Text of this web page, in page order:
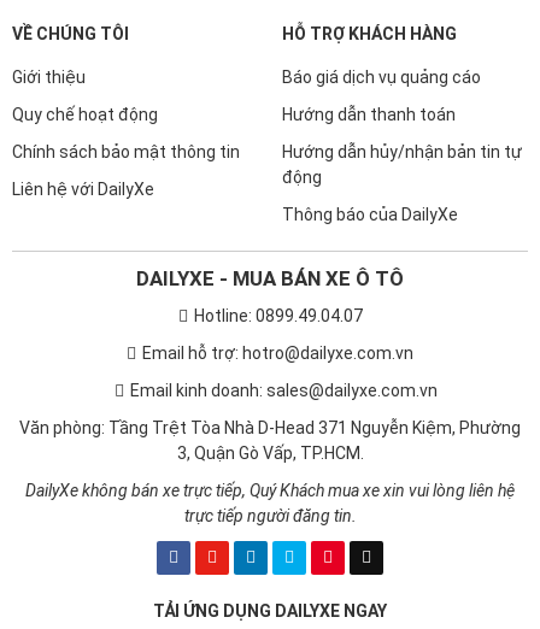
VỀ CHÚNG TÔI
Giới thiệu
Quy chế hoạt động
Chính sách bảo mật thông tin
Liên hệ với DailyXe
HỖ TRỢ KHÁCH HÀNG
Báo giá dịch vụ quảng cáo
Hướng dẫn thanh toán
Hướng dẫn hủy/nhận bản tin tự
động
Thông báo của DailyXe
DAILYXE - MUA BÁN XE Ô TÔ
Hotline: 0899.49.04.07
Email hỗ trợ: hotro@dailyxe.com.vn
Email kinh doanh: sales@dailyxe.com.vn
Văn phòng: Tầng Trệt Tòa Nhà D-Head 371 Nguyễn Kiệm, Phường
3, Quận Gò Vấp, TP.HCM.
DailyXe không bán xe trực tiếp, Quý Khách mua xe xin vui lòng liên hệ
trực tiếp người đăng tin.
TẢI ỨNG DỤNG DAILYXE NGAY